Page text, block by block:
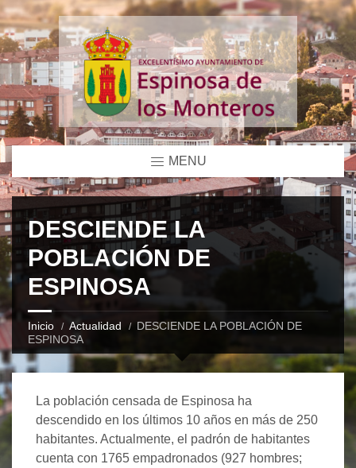
MENU
DESCIENDE LA
POBLACIÓN DE
ESPINOSA
Inicio Actualidad
DESCIENDE LA POBLACIÓN DE
ESPINOSA
La población censada de Espinosa ha
descendido en los últimos 10 años en más de 250
habitantes. Actualmente, el padrón de habitantes
cuenta con 1765 empadronados (927 hombres;